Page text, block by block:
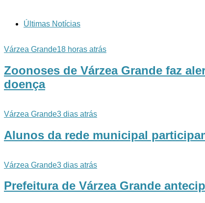
Últimas Notícias
Várzea Grande18 horas atrás
Zoonoses de Várzea Grande faz
doença
Várzea Grande3 dias atrás
Alunos da rede municipal
Várzea Grande3 dias atrás
Prefeitura de Várzea Grande